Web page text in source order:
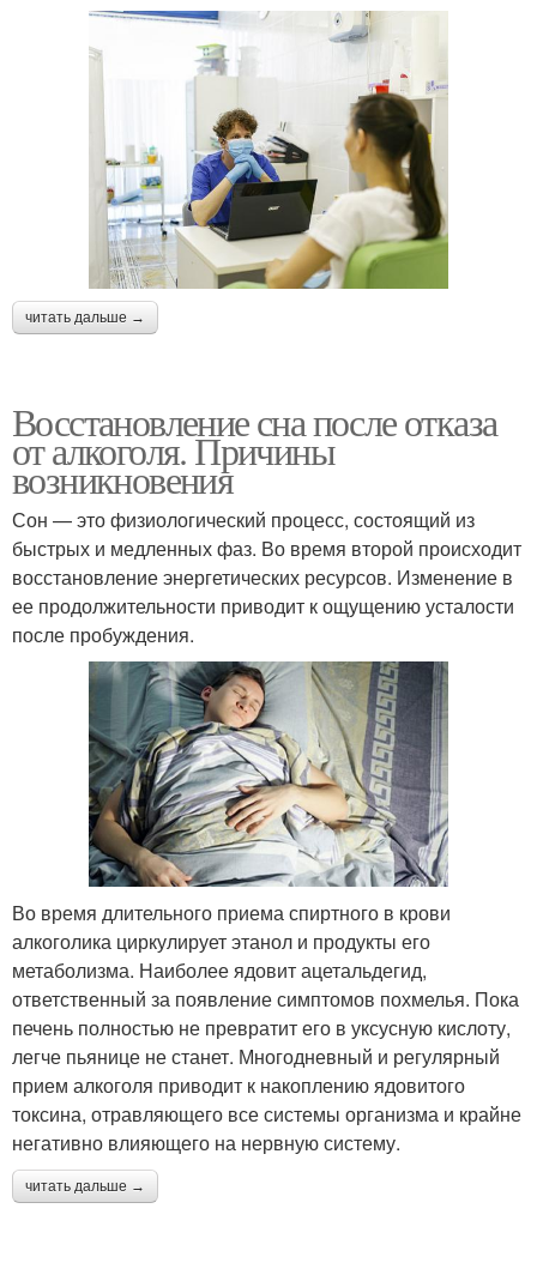
читать дальше →
Восстановление сна после отказа
от алкоголя. Причины
возникновения
Сон — это физиологический процесс, состоящий из
быстрых и медленных фаз. Во время второй происходит
восстановление энергетических ресурсов. Изменение в
ее продолжительности приводит к ощущению усталости
после пробуждения.
Во время длительного приема спиртного в крови
алкоголика циркулирует этанол и продукты его
метаболизма. Наиболее ядовит ацетальдегид,
ответственный за появление симптомов похмелья. Пока
печень полностью не превратит его в уксусную кислоту,
легче пьянице не станет. Многодневный и регулярный
прием алкоголя приводит к накоплению ядовитого
токсина, отравляющего все системы организма и крайне
негативно влияющего на нервную систему.
читать дальше →